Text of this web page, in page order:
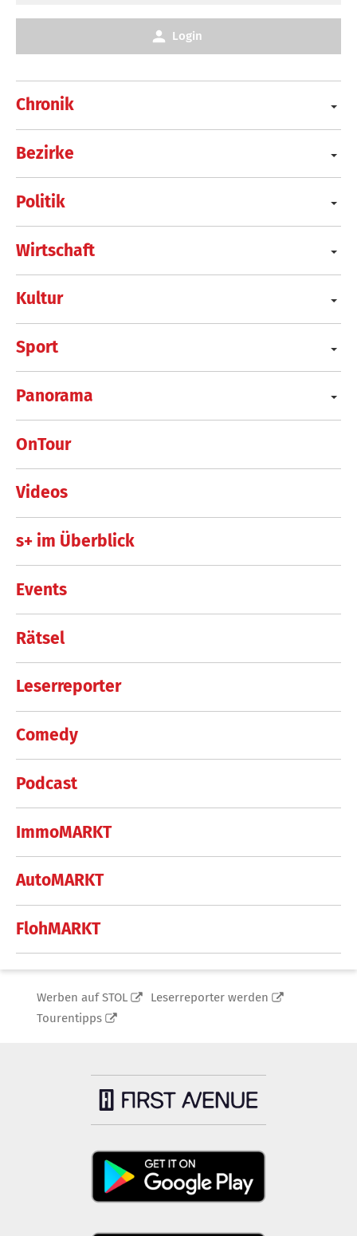
Chronik
Bezirke
Politik
Wirtschaft
Kultur
Sport
Panorama
OnTour
Videos
s+ im Überblick
Events
Rätsel
Leserreporter
Comedy
Podcast
ImmoMARKT
AutoMARKT
FlohMARKT
Login
Werben auf STOL
Leserreporter werden
Tourentipps